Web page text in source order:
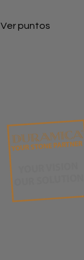
Ver puntos